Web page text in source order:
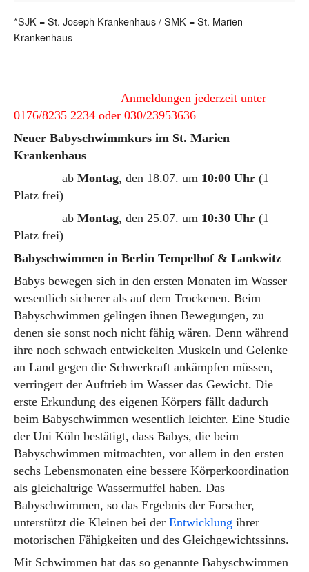
*SJK = St. Joseph Krankenhaus / SMK = St. Marien
Krankenhaus
Anmeldungen jederzeit unter
0176/8235 2234 oder 030/23953636
Neuer Babyschwimmkurs im St. Marien
Krankenhaus
ab Montag, den 18.07. um 10:00 Uhr (1
Platz frei)
ab Montag, den 25.07. um 10:30 Uhr (1
Platz frei)
Babyschwimmen in Berlin Tempelhof & Lankwitz
Babys bewegen sich in den ersten Monaten im Wasser
wesentlich sicherer als auf dem Trockenen. Beim
Babyschwimmen gelingen ihnen Bewegungen, zu
denen sie sonst noch nicht fähig wären. Denn während
ihre noch schwach entwickelten Muskeln und Gelenke
an Land gegen die Schwerkraft ankämpfen müssen,
verringert der Auftrieb im Wasser das Gewicht. Die
erste Erkundung des eigenen Körpers fällt dadurch
beim Babyschwimmen wesentlich leichter. Eine Studie
der Uni Köln bestätigt, dass Babys, die beim
Babyschwimmen mitmachten, vor allem in den ersten
sechs Lebensmonaten eine bessere Körperkoordination
als gleichaltrige Wassermuffel haben. Das
Babyschwimmen, so das Ergebnis der Forscher,
unterstützt die Kleinen bei der Entwicklung ihrer
motorischen Fähigkeiten und des Gleichgewichtssinns.
Mit Schwimmen hat das so genannte Babyschwimmen